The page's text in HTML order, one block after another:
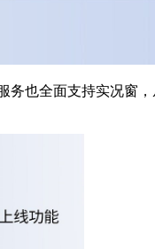
也全面支持实况窗